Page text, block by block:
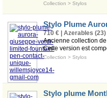
Collection > Stylos
Stylo Plume
710 € | Azerables (23)
Ancienne collection
Cette version est
Collection > Stylos
Stylo plume